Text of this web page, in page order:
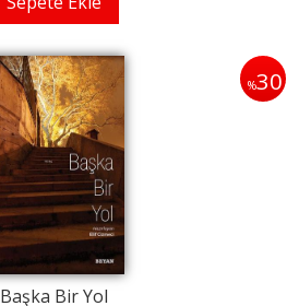
%30
Başka Bir Yol